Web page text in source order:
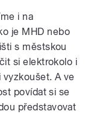
i na
je MHD nebo
s městskou
si elektrokolo i
vyzkoušet. A ve
povídat si se
představovat